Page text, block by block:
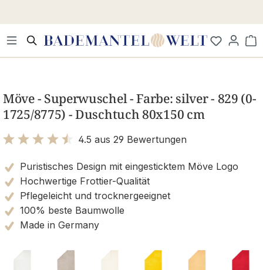
Möve - Superwuschel - Farbe: silver - 829 (0-
1725/8775) - Duschtuch 80x150 cm
4.5 aus 29 Bewertungen
Puristisches Design mit eingesticktem Möve Logo
Hochwertige Frottier-Qualität
Pflegeleicht und trocknergeeignet
100% beste Baumwolle
Made in Germany